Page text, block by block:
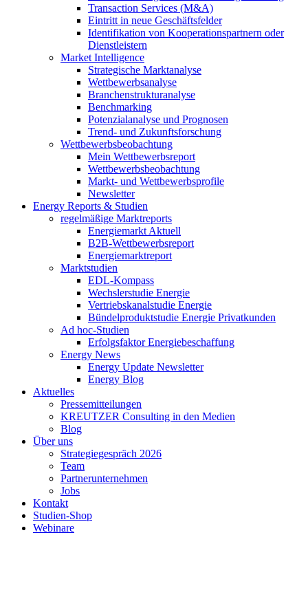
Transaction Services (M&A)
Eintritt in neue Geschäftsfelder
Identifikation von Kooperationspartnern oder
Dienstleistern
Market Intelligence
Strategische Marktanalyse
Wettbewerbsanalyse
Branchenstrukturanalyse
Benchmarking
Potenzialanalyse und Prognosen
Trend- und Zukunftsforschung
Wettbewerbs­beobachtung
Mein Wettbewerbsreport
Wettbewerbsbeobachtung
Markt- und Wettbewerbsprofile
Newsletter
Energy Reports & Studien
regelmäßige Marktreports
Energiemarkt Aktuell
B2B-Wettbewerbsreport
Energiemarktreport
Marktstudien
EDL-Kompass
Wechslerstudie Energie
Vertriebskanalstudie Energie
Bündelproduktstudie Energie Privatkunden
Ad hoc-Studien
Erfolgsfaktor Energiebeschaffung
Energy News
Energy Update Newsletter
Energy Blog
Aktuelles
Pressemitteilungen
KREUTZER Consulting in den Medien
Blog
Über uns
Strategiegespräch 2026
Team
Partnerunternehmen
Jobs
Kontakt
Studien-Shop
Webinare